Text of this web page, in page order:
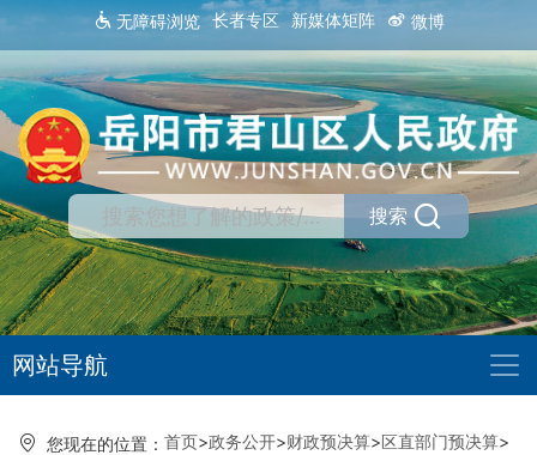
无障碍浏览 长者专区 新媒体矩阵 微博
搜索
网站导航
您现在的位置： 首页>政务公开>财政预决算>区直部门预决算>